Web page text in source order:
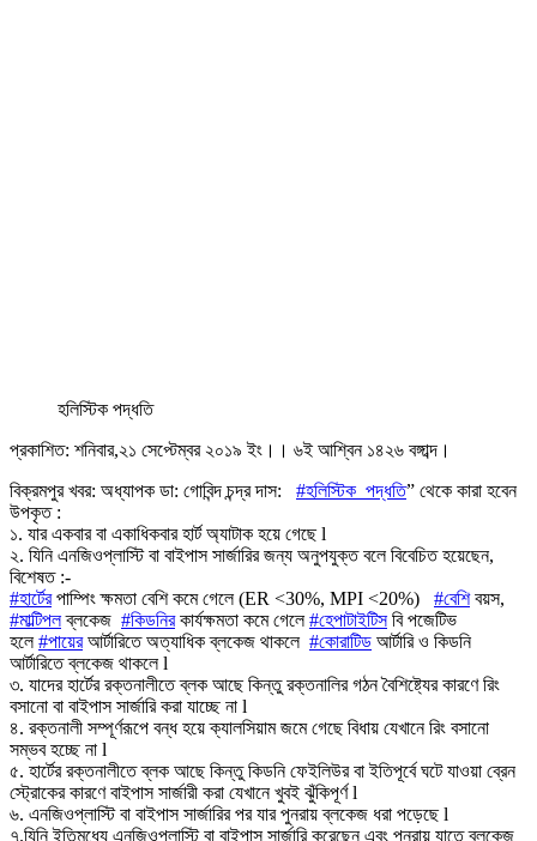
হলিস্টিক পদ্ধতি
প্রকাশিত: শনিবার,২১ সেপ্টেম্বর ২০১৯ ইং।। ৬ই আশ্বিন ১৪২৬ বঙ্গাব্দ।
বিক্রমপুর খবর: অধ্যাপক ডা: গোবিন্দ চন্দ্র দাস:
#হলিস্টিক_পদ্ধতি” থেকে কারা হবেন
উপকৃত :
১. যার একবার বা একাধিকবার হার্ট অ্যাটাক হয়ে গেছে l
২. যিনি এনজিওপ্লাস্টি বা বাইপাস সার্জারির জন্য অনুপযুক্ত বলে বিবেচিত হয়েছেন,
বিশেষত :-
#হার্টেরপাম্পিং ক্ষমতা বেশি কমে গেলে (ER <30%, MPI <20%) #বেশিবয়স,
#মাল্টিপলব্লকেজ #কিডনিরকার্যক্ষমতা কমে গেলে#হেপাটাইটিসবি পজেটিভ
হলে#পায়েরআর্টারিতে অত্যাধিক ব্লকেজ থাকলে #কোরাটিড আর্টারি ও কিডনি
আর্টারিতে ব্লকেজ থাকলে l
৩. যাদের হার্টের রক্তনালীতে ব্লক আছে কিন্তু রক্তনালির গঠন বৈশিষ্ট্যের কারণে রিং
বসানো বা বাইপাস সার্জারি করা যাচ্ছে না l
৪. রক্তনালী সম্পূর্ণরূপে বন্ধ হয়ে ক্যালসিয়াম জমে গেছে বিধায় যেখানে রিং বসানো
সম্ভব হচ্ছে না l
৫. হার্টের রক্তনালীতে ব্লক আছে কিন্তু কিডনি ফেইলিউর বা ইতিপূর্বে ঘটে যাওয়া ব্রেন
স্ট্রোকের কারণে বাইপাস সার্জারী করা যেখানে খুবই ঝুঁকিপূর্ণ l
৬. এনজিওপ্লাস্টি বা বাইপাস সার্জারির পর যার পুনরায় ব্লকেজ ধরা পড়েছে l
৭.যিনি ইতিমধ্যে এনজিওপ্লাস্টি বা বাইপাস সার্জারি করেছেন এবং পুনরায় যাতে ব্লকেজ